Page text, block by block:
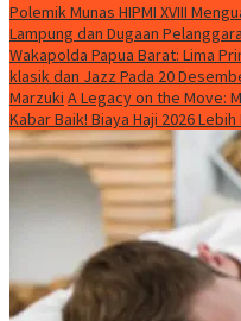
Polemik Munas HIPMI XVIII
Lampung dan Dugaan
Wakapolda Papua Barat: Lima
klasik dan Jazz Pada 20
Marzuki A Legacy on the Move:
Kabar Baik! Biaya Haji 2026